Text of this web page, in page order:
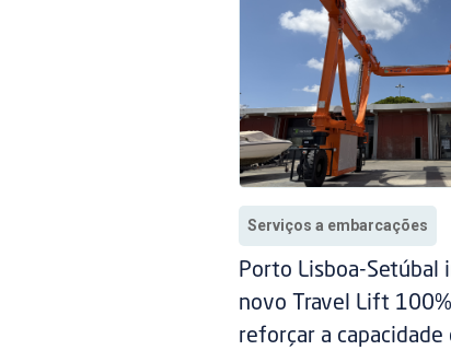
Serviços a embarcações
Porto Lisboa-Setúbal
novo Travel Lift
reforçar a capacidade